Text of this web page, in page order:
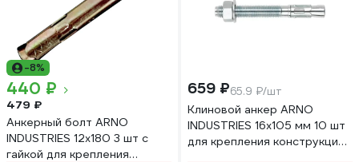
-8%
440 ₽
479 ₽
Анкерный болт ARNO
INDUSTRIES 12х180 3 шт с
гайкой для крепления
659 ₽65.9 ₽/шт
Клиновой анкер ARNO
INDUSTRIES 16х105 мм 10 шт
для крепления конструкций